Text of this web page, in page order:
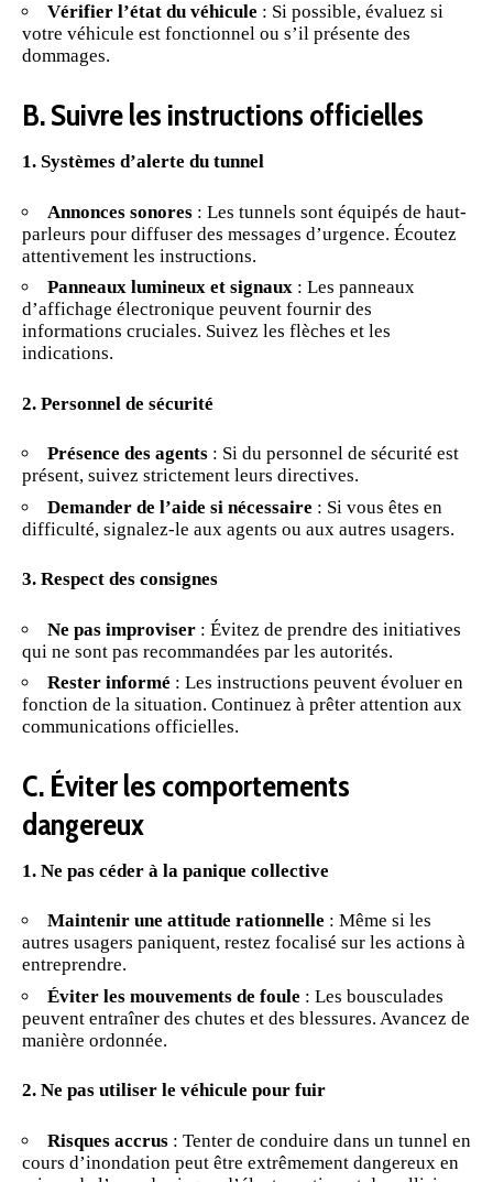
Vérifier l’état du véhicule : Si possible, évaluez si
votre véhicule est fonctionnel ou s’il présente des
dommages.
B. Suivre les instructions officielles
1. Systèmes d’alerte du tunnel
Annonces sonores : Les tunnels sont équipés de haut-
parleurs pour diffuser des messages d’urgence. Écoutez
attentivement les instructions.
Panneaux lumineux et signaux : Les panneaux
d’affichage électronique peuvent fournir des
informations cruciales. Suivez les flèches et les
indications.
2. Personnel de sécurité
Présence des agents : Si du personnel de sécurité est
présent, suivez strictement leurs directives.
Demander de l’aide si nécessaire : Si vous êtes en
difficulté, signalez-le aux agents ou aux autres usagers.
3. Respect des consignes
Ne pas improviser : Évitez de prendre des initiatives
qui ne sont pas recommandées par les autorités.
Rester informé : Les instructions peuvent évoluer en
fonction de la situation. Continuez à prêter attention aux
communications officielles.
C. Éviter les comportements
dangereux
1. Ne pas céder à la panique collective
Maintenir une attitude rationnelle : Même si les
autres usagers paniquent, restez focalisé sur les actions à
entreprendre.
Éviter les mouvements de foule : Les bousculades
peuvent entraîner des chutes et des blessures. Avancez de
manière ordonnée.
2. Ne pas utiliser le véhicule pour fuir
Risques accrus : Tenter de conduire dans un tunnel en
cours d’inondation peut être extrêmement dangereux en